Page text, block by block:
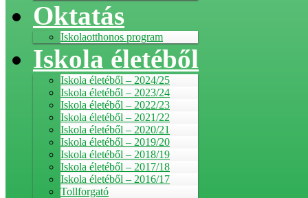
Oktatás
Iskolaotthonos program
Iskola életéből
Iskola életéből – 2024/25
Iskola életéből – 2023/24
Iskola életéből – 2022/23
Iskola életéből – 2021/22
Iskola életéből – 2020/21
Iskola életéből – 2019/20
Iskola életéből – 2018/19
Iskola életéből – 2017/18
Iskola életéből – 2016/17
Tollforgató